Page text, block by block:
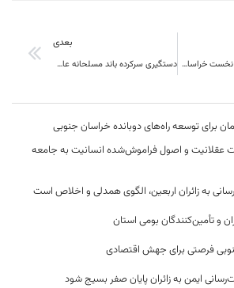
افین جزو گزینه‌های نخست خراسان جنوبی برای ثبت در فهرست روستاهای جهانی گردشگری قرار دارد
بعدی
دستگیری سرکرده باند مسلحانه عامل شهادت شهید «ایمان یوسفی» پس از هفت سال
عقلانیت و اصول فراموش‌شده انسانیت به جامعه
به زائران اربعین، الگوی همدلی و اخلاص است
و تأمین‌کنندگان بومی استان
فرصتی برای جهش اقتصادی
ایمن به زائران پایان صفر بسیج شود